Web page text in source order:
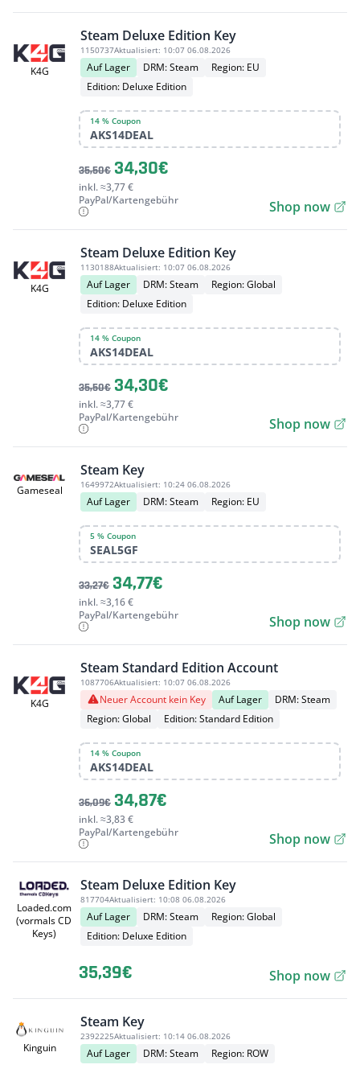
K4G
Steam Deluxe Edition Key
1150737Aktualisiert: 10:07 06.08.2026
Auf Lager DRM: Steam
Region: EU
Edition: Deluxe Edition
14 % Coupon
AKS14DEAL
35,50€ 34,30€
inkl. ≈3,77 €
PayPal/Kartengebühr
Shop now
K4G
Steam Deluxe Edition Key
1130188Aktualisiert: 10:07 06.08.2026
Auf Lager DRM: Steam
Region: Global
Edition: Deluxe Edition
14 % Coupon
AKS14DEAL
35,50€ 34,30€
inkl. ≈3,77 €
PayPal/Kartengebühr
Shop now
Gameseal
Steam Key
1649972Aktualisiert: 10:24 06.08.2026
Auf Lager DRM: Steam Region: EU
5 % Coupon
SEAL5GF
33,27€ 34,77€
inkl. ≈3,16 €
PayPal/Kartengebühr
Shop now
K4G
Steam Standard Edition Account
1087706Aktualisiert: 10:07 06.08.2026
Neuer Account kein Key Auf Lager
DRM: Steam
Region: Global
Edition: Standard Edition
14 % Coupon
AKS14DEAL
36,09€ 34,87€
inkl. ≈3,83 €
PayPal/Kartengebühr
Shop now
Loaded.com
(vormals CD
Keys)
Steam Deluxe Edition Key
817704Aktualisiert: 10:08 06.08.2026
Auf Lager DRM: Steam
Region: Global
Edition: Deluxe Edition
35,39€ Shop now
Kinguin
Steam Key
2392225Aktualisiert: 10:14 06.08.2026
Auf Lager DRM: Steam Region: ROW